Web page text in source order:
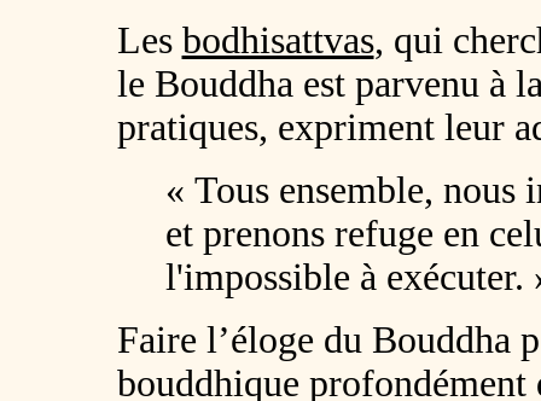
Les bodhisattvas, qui
le Bouddha est parvenu à
pratiques, expriment leur
« Tous ensemble, nous
et prenons refuge en
l'impossible à
Faire l’éloge du Bouddha
bouddhique profondément